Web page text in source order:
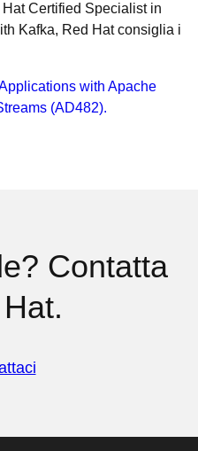
Certified Specialist in
Kafka, Red Hat consiglia i
with Apache
(AD482).
Contatta